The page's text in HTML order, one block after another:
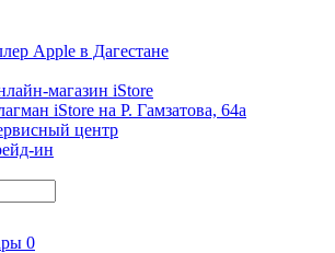
магазин iStore
iStore на Р. Гамзатова, 64а
центр
ин
0